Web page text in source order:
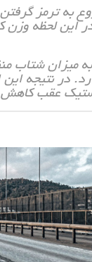
به ترمز
این لحظه
میزان شتاب
در نتیجه
عقب